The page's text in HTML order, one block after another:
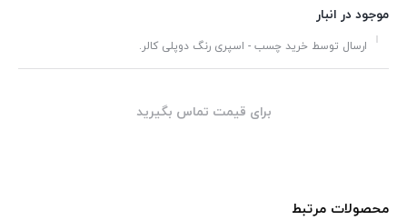
موجود در انبار
ارسال توسط خرید چسب - اسپری رنگ دوپلی کالر.
برای قیمت تماس بگیرید
محصولات مرتبط